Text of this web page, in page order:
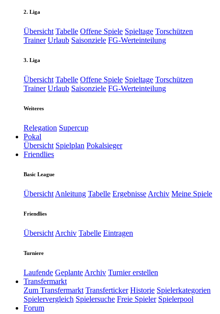
2. Liga
Übersicht Tabelle Offene Spiele Spieltage Torschützen
Trainer Urlaub Saisonziele FG-Werteinteilung
3. Liga
Übersicht Tabelle Offene Spiele Spieltage Torschützen
Trainer Urlaub Saisonziele FG-Werteinteilung
Weiteres
Relegation Supercup
Pokal
Übersicht Spielplan Pokalsieger
Friendlies
Basic League
Übersicht Anleitung Tabelle Ergebnisse Archiv Meine Spiele
Friendlies
Übersicht Archiv Tabelle Eintragen
Turniere
Laufende Geplante Archiv Turnier erstellen
Transfermarkt
Zum Transfermarkt Transferticker Historie Spielerkategorien
Spielervergleich Spielersuche Freie Spieler Spielerpool
Forum